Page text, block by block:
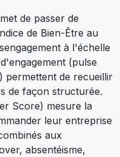
de passer de
de Bien-Être au
à l'échelle
(pulse
permettent de recueillir
de façon structurée.
Score) mesure la
leur entreprise
aux
absentéisme,